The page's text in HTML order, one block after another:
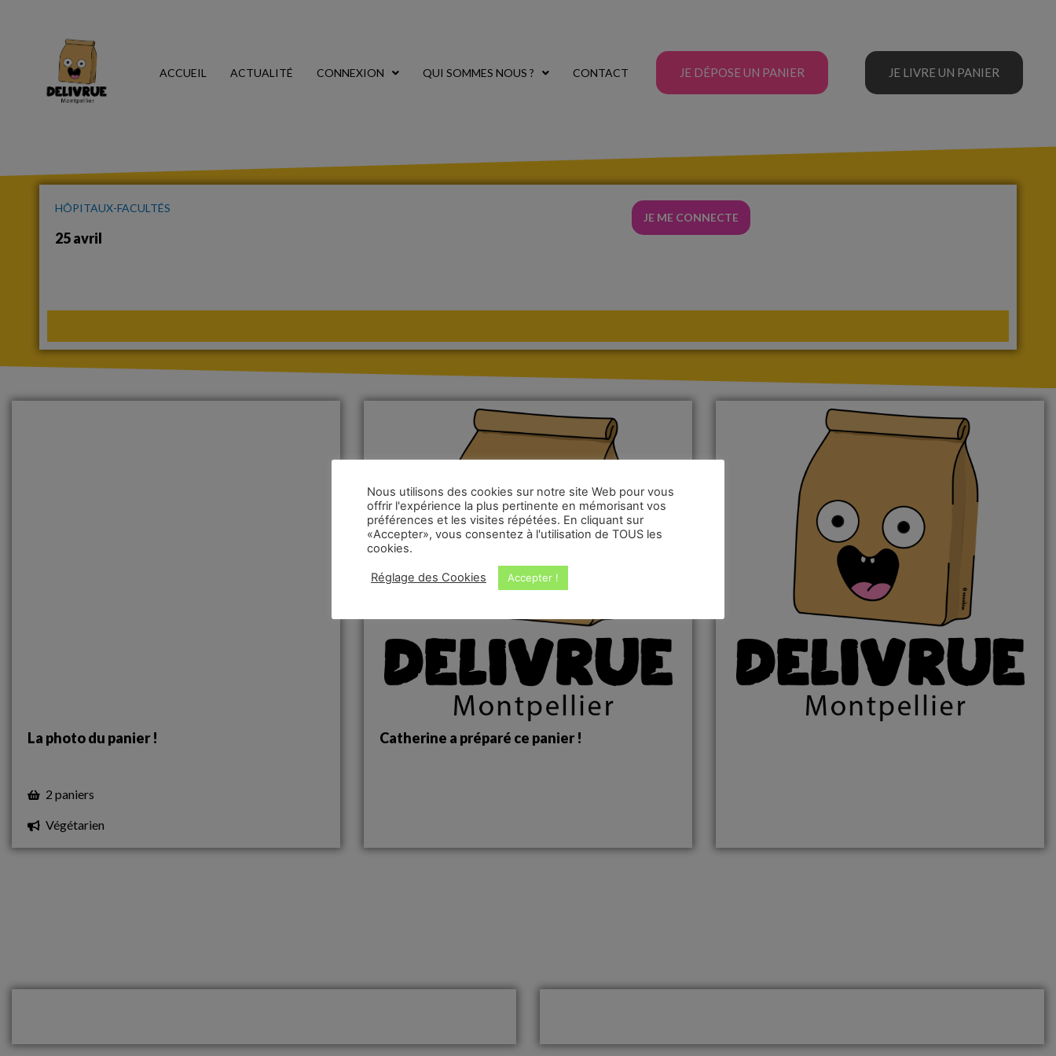
ACCUEIL ACTUALITÉ CONNEXION QUI SOMMES NOUS ? CONTACT JE DÉPOSE UN PANIER JE LIVRE UN PANIER
HÔPITAUX-FACULTÉS
25 avril
JE ME CONNECTE
La photo du panier !
2 paniers
Végétarien
Catherine a préparé ce panier !
Nous utilisons des cookies sur notre site Web pour vous
offrir l'expérience la plus pertinente en mémorisant vos
préférences et les visites répétées. En cliquant sur
«Accepter», vous consentez à l'utilisation de TOUS les
cookies.
Réglage des Cookies Accepter !